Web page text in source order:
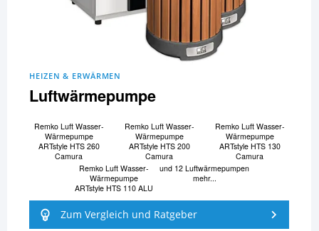
HEIZEN & ERWÄRMEN
Luftwärmepumpe
Remko Luft Wasser-
Wärmepumpe
ARTstyle HTS 260
Camura
Remko Luft Wasser-
Wärmepumpe
ARTstyle HTS 200
Camura
Remko Luft Wasser-
Wärmepumpe
ARTstyle HTS 130
Camura
Remko Luft Wasser-
Wärmepumpe
ARTstyle HTS 110 ALU
und 12 Luftwärmepumpen
mehr...
Zum Vergleich und Ratgeber